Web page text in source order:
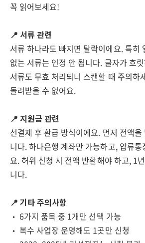
꼭 읽어보세요!
📍 서류 관련
서류 하나라도 빠지면 탈락이에요. 특히
없는 서류는 인정 안 됩니다. 글자가 흐
서류도 무효 처리되니 스캔할 때 주의하
돌려받을 수 없어요.
📍 지원금 관련
선결제 후 환급 방식이에요. 먼저 전액
니다. 하나은행 계좌만 가능하고, 압류통
요. 허위 신청 시 전액 반환해야 하고, 1
니다.
📍 기타 주의사항
• 6가지 품목 중 1개만 선택 가능
• 복수 사업장 운영해도 1곳만 신청